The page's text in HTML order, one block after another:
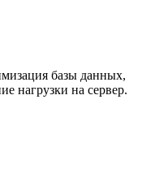
базы данных,
нагрузки на сервер.